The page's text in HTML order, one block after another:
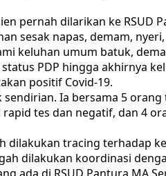
pernah dilarikan ke RSUD
sesak napas, demam,
keluhan umum batuk,
PDP hingga akhirnya
positif Covid-19.
Ia bersama 5
tes dan negatif, dan 4
dilakukan tracing terhadap
dilakukan koordinasi